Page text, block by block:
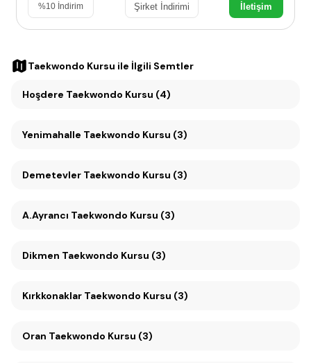
%10 İndirim Şirket İndirimi İletişim
Taekwondo Kursu ile İlgili Semtler
Hoşdere Taekwondo Kursu (4)
Yenimahalle Taekwondo Kursu (3)
Demetevler Taekwondo Kursu (3)
A.Ayrancı Taekwondo Kursu (3)
Dikmen Taekwondo Kursu (3)
Kırkkonaklar Taekwondo Kursu (3)
Oran Taekwondo Kursu (3)